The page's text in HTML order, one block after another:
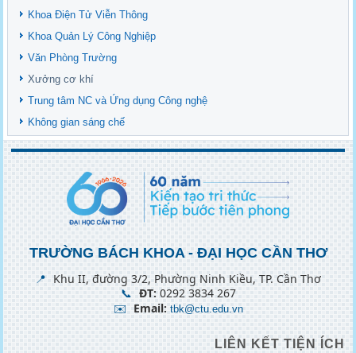
Khoa Điện Tử Viễn Thông
Khoa Quản Lý Công Nghiệp
Văn Phòng Trường
Xưởng cơ khí
Trung tâm NC và Ứng dụng Công nghệ
Không gian sáng chế
TRƯỜNG BÁCH KHOA - ĐẠI HỌC CẦN THƠ
📍 Khu II, đường 3/2, Phường Ninh Kiều, TP. Cần Thơ
📞 ĐT:0292 3834 267
✉️ Email: tbk@ctu.edu.vn
LIÊN KẾT TIỆN ÍCH